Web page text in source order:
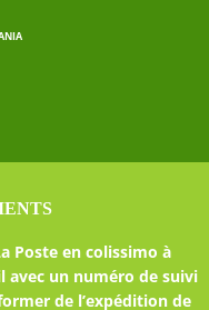
Poste en colissimo à
avec un numéro de suivi
de l’expédition de